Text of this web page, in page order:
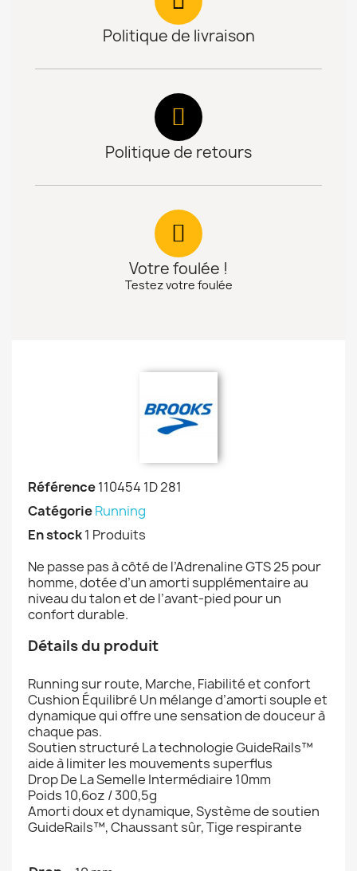
Politique de livraison
Politique de retours
Votre foulée !
Testez votre foulée
Référence110454 1D 281
CatégorieRunning
En stock1 Produits
Ne passe pas à côté de l’Adrenaline GTS 25 pour
homme, dotée d’un amorti supplémentaire au
niveau du talon et de l’avant-pied pour un
confort durable.
Détails du produit
Running sur route, Marche, Fiabilité et confort
Cushion Équilibré Un mélange d’amorti souple et
dynamique qui offre une sensation de douceur à
chaque pas.
Soutien structuré La technologie GuideRails™
aide à limiter les mouvements superflus
Drop De La Semelle Intermédiaire 10mm
Poids 10,6oz / 300,5g
Amorti doux et dynamique, Système de soutien
GuideRails™, Chaussant sûr, Tige respirante